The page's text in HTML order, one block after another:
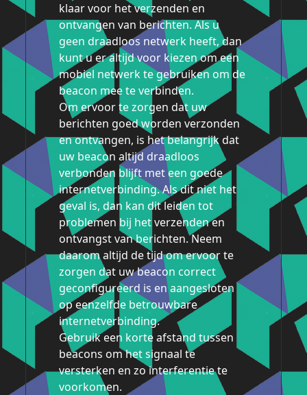
klaar voor het verzenden en
ontvangen van berichten. Als u
geen draadloos netwerk heeft, dan
kunt u er altijd voor kiezen om een
mobiel netwerk te gebruiken om de
beacon mee te verbinden.
Om ervoor te zorgen dat uw
berichten goed worden verzonden
en ontvangen, is het belangrijk dat
uw beacon altijd draadloos
verbonden blijft met een goede
internetverbinding. Als dit niet het
geval is, dan kan dit leiden tot
problemen bij het verzenden en
ontvangst van berichten. Neem
daarom altijd de tijd om ervoor te
zorgen dat uw beacon correct
geconfigureerd is en aangesloten
op eenzelfde betrouwbare
internetverbinding.
Gebruik een korte afstand tussen
beacons om het signaal te
versterken en zo interferentie te
voorkomen.